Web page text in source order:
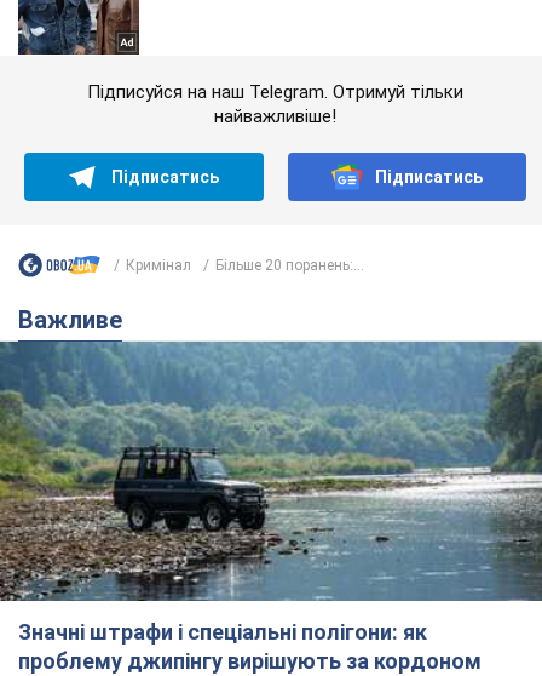
Підписуйся на наш Telegram. Отримуй тільки
найважливіше!
Підписатись Підписатись
Кримінал Більше 20 поранень:...
Важливе
Значні штрафи і спеціальні полігони: як
проблему джипінгу вирішують за кордоном